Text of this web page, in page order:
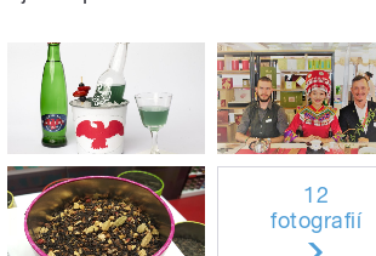
12
fotografií